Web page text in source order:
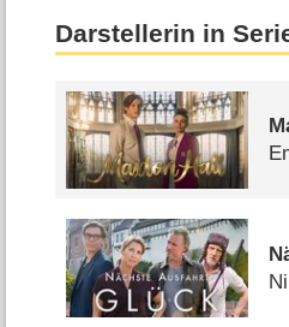
Darstellerin in